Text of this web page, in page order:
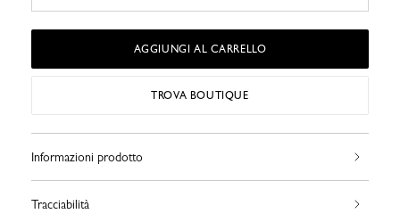
AGGIUNGI AL CARRELLO
TROVA BOUTIQUE
Informazioni prodotto
Tracciabilità